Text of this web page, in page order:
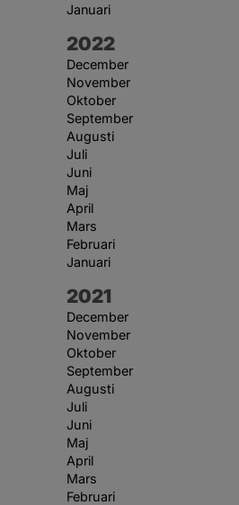
Januari
År:
2022
December
November
Oktober
September
Augusti
Juli
Juni
Maj
April
Mars
Februari
Januari
År:
2021
December
November
Oktober
September
Augusti
Juli
Juni
Maj
April
Mars
Februari